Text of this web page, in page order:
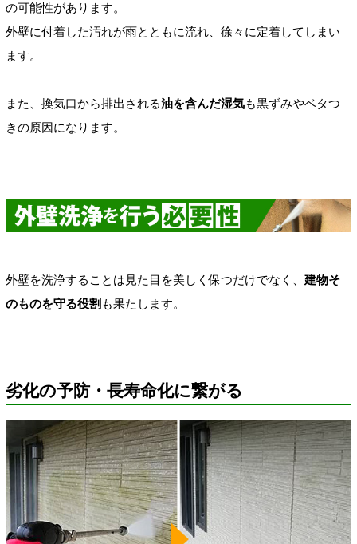
の可能性があります。
外壁に付着した汚れが雨とともに流れ、徐々に定着してしまい
ます。
また、換気口から排出される油を含んだ湿気も黒ずみやベタつ
きの原因になります。
外壁を洗浄することは見た目を美しく保つだけでなく、 建物そ
のものを守る役割 も果たします。
劣化の予防・長寿命化に繋がる